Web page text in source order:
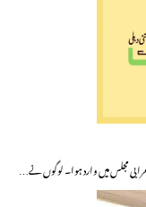
مجلس میں وارد ہوا۔ لوگوں نے…